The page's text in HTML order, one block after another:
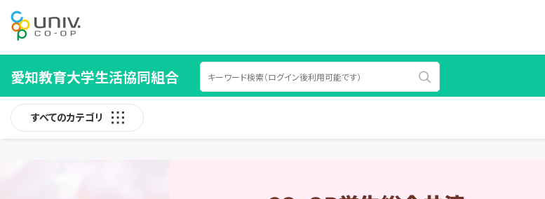
愛知教育大学生活協同組合
すべてのカテゴリ